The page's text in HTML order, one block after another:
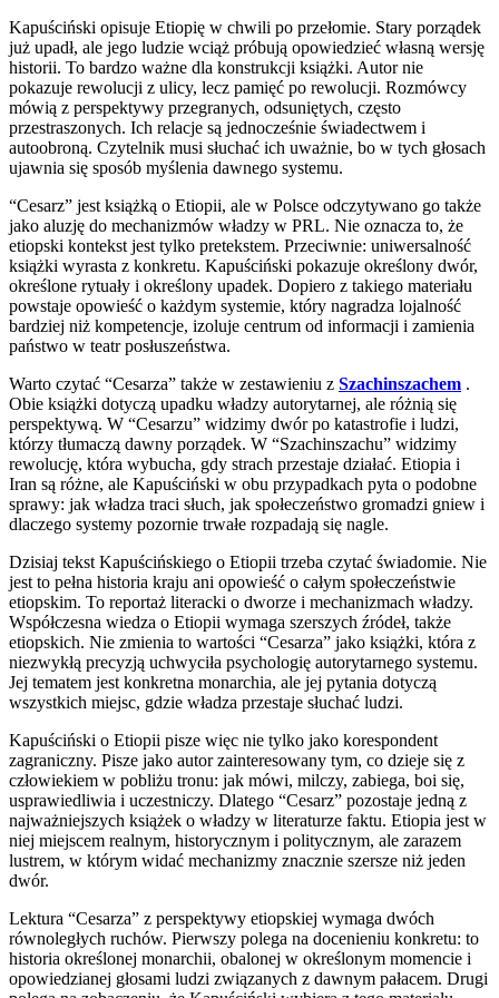
Kapuściński opisuje Etiopię w chwili po przełomie. Stary porządek
już upadł, ale jego ludzie wciąż próbują opowiedzieć własną wersję
historii. To bardzo ważne dla konstrukcji książki. Autor nie
pokazuje rewolucji z ulicy, lecz pamięć po rewolucji. Rozmówcy
mówią z perspektywy przegranych, odsuniętych, często
przestraszonych. Ich relacje są jednocześnie świadectwem i
autoobroną. Czytelnik musi słuchać ich uważnie, bo w tych głosach
ujawnia się sposób myślenia dawnego systemu.
“Cesarz” jest książką o Etiopii, ale w Polsce odczytywano go także
jako aluzję do mechanizmów władzy w PRL. Nie oznacza to, że
etiopski kontekst jest tylko pretekstem. Przeciwnie: uniwersalność
książki wyrasta z konkretu. Kapuściński pokazuje określony dwór,
określone rytuały i określony upadek. Dopiero z takiego materiału
powstaje opowieść o każdym systemie, który nagradza lojalność
bardziej niż kompetencje, izoluje centrum od informacji i zamienia
państwo w teatr posłuszeństwa.
Warto czytać “Cesarza” także w zestawieniu z Szachinszachem .
Obie książki dotyczą upadku władzy autorytarnej, ale różnią się
perspektywą. W “Cesarzu” widzimy dwór po katastrofie i ludzi,
którzy tłumaczą dawny porządek. W “Szachinszachu” widzimy
rewolucję, która wybucha, gdy strach przestaje działać. Etiopia i
Iran są różne, ale Kapuściński w obu przypadkach pyta o podobne
sprawy: jak władza traci słuch, jak społeczeństwo gromadzi gniew i
dlaczego systemy pozornie trwałe rozpadają się nagle.
Dzisiaj tekst Kapuścińskiego o Etiopii trzeba czytać świadomie. Nie
jest to pełna historia kraju ani opowieść o całym społeczeństwie
etiopskim. To reportaż literacki o dworze i mechanizmach władzy.
Współczesna wiedza o Etiopii wymaga szerszych źródeł, także
etiopskich. Nie zmienia to wartości “Cesarza” jako książki, która z
niezwykłą precyzją uchwyciła psychologię autorytarnego systemu.
Jej tematem jest konkretna monarchia, ale jej pytania dotyczą
wszystkich miejsc, gdzie władza przestaje słuchać ludzi.
Kapuściński o Etiopii pisze więc nie tylko jako korespondent
zagraniczny. Pisze jako autor zainteresowany tym, co dzieje się z
człowiekiem w pobliżu tronu: jak mówi, milczy, zabiega, boi się,
usprawiedliwia i uczestniczy. Dlatego “Cesarz” pozostaje jedną z
najważniejszych książek o władzy w literaturze faktu. Etiopia jest w
niej miejscem realnym, historycznym i politycznym, ale zarazem
lustrem, w którym widać mechanizmy znacznie szersze niż jeden
dwór.
Lektura “Cesarza” z perspektywy etiopskiej wymaga dwóch
równoległych ruchów. Pierwszy polega na docenieniu konkretu: to
historia określonej monarchii, obalonej w określonym momencie i
opowiedzianej głosami ludzi związanych z dawnym pałacem. Drugi